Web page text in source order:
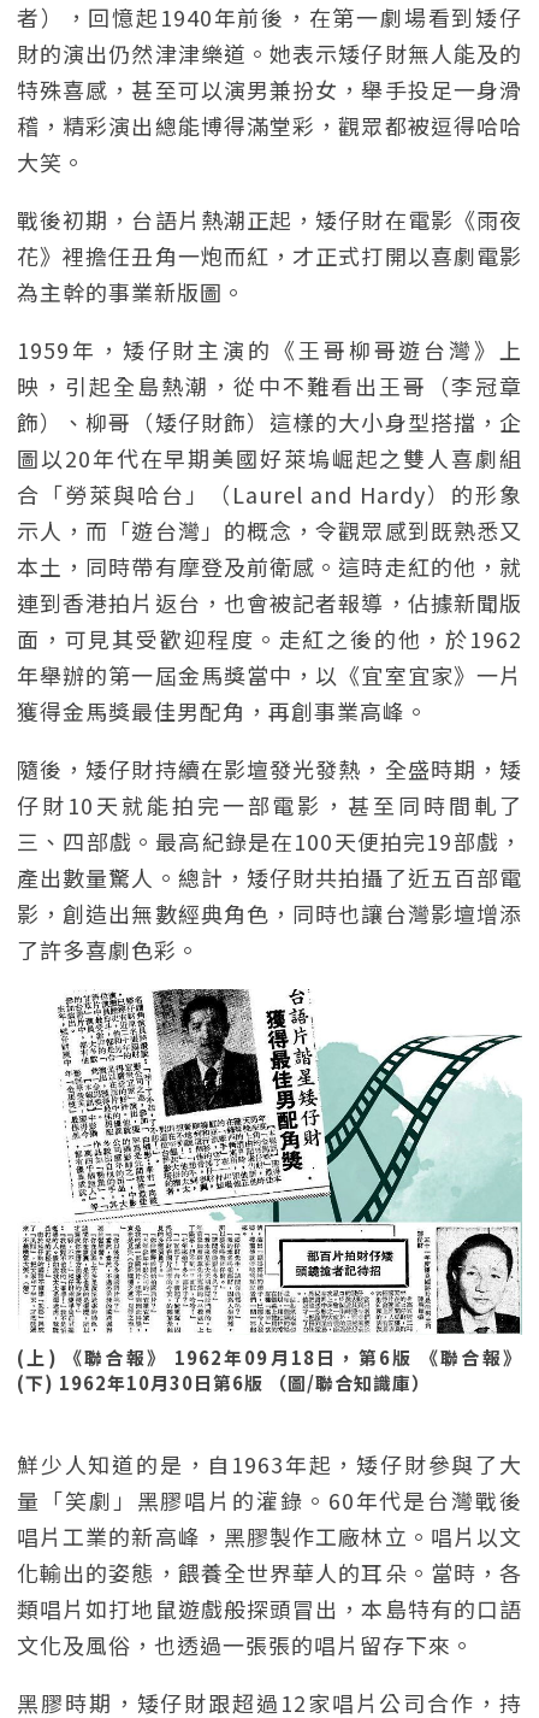
者），回憶起1940年前後，在第一劇場看到矮仔
財的演出仍然津津樂道。她表示矮仔財無人能及的
特殊喜感，甚至可以演男兼扮女，舉手投足一身滑
稽，精彩演出總能博得滿堂彩，觀眾都被逗得哈哈
大笑。
戰後初期，台語片熱潮正起，矮仔財在電影《雨夜
花》裡擔任丑角一炮而紅，才正式打開以喜劇電影
為主幹的事業新版圖。
1959年，矮仔財主演的《王哥柳哥遊台灣》上
映，引起全島熱潮，從中不難看出王哥（李冠章
飾）、柳哥（矮仔財飾）這樣的大小身型搭擋，企
圖以20年代在早期美國好萊塢崛起之雙人喜劇組
合「勞萊與哈台」（Laurel and Hardy）的形象
示人，而「遊台灣」的概念，令觀眾感到既熟悉又
本土，同時帶有摩登及前衛感。這時走紅的他，就
連到香港拍片返台，也會被記者報導，佔據新聞版
面，可見其受歡迎程度。走紅之後的他，於1962
年舉辦的第一屆金馬獎當中，以《宜室宜家》一片
獲得金馬獎最佳男配角，再創事業高峰。
隨後，矮仔財持續在影壇發光發熱，全盛時期，矮
仔財10天就能拍完一部電影，甚至同時間軋了
三、四部戲。最高紀錄是在100天便拍完19部戲，
產出數量驚人。總計，矮仔財共拍攝了近五百部電
影，創造出無數經典角色，同時也讓台灣影壇增添
了許多喜劇色彩。
(上) 《聯合報》 1962年09月18日，第6版 《聯合報》
(下) 1962年10月30日第6版 （圖/聯合知識庫）
鮮少人知道的是，自1963年起，矮仔財參與了大
量「笑劇」黑膠唱片的灌錄。60年代是台灣戰後
唱片工業的新高峰，黑膠製作工廠林立。唱片以文
化輸出的姿態，餵養全世界華人的耳朵。當時，各
類唱片如打地鼠遊戲般探頭冒出，本島特有的口語
文化及風俗，也透過一張張的唱片留存下來。
黑膠時期，矮仔財跟超過12家唱片公司合作，持